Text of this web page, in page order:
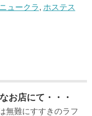
ニュークラ, ホステス
お店にて・・・
無難にすすきのラフ